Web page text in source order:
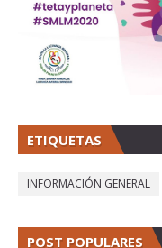
ETIQUETAS
INFORMACIÓN GENERAL
POST POPULARES